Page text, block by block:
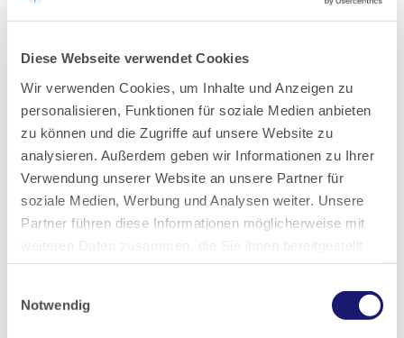
Diese Webseite verwendet Cookies
Wir verwenden Cookies, um Inhalte und Anzeigen zu
personalisieren, Funktionen für soziale Medien anbieten
zu können und die Zugriffe auf unsere Website zu
analysieren. Außerdem geben wir Informationen zu Ihrer
Verwendung unserer Website an unsere Partner für
soziale Medien, Werbung und Analysen weiter. Unsere
Partner führen diese Informationen möglicherweise mit
haben oder die sie im Rahmen Ihrer Nutzung der Dienste
Notwendig
Gesundheitsgefährdungen und Krankheitsrisiken
berücksichtigt worden, so der
Ärztekammerpräsident.
Wie in dem Gesetz zur Beschleunigung der
Digitalisierung des Gesundheitswesens festgelegt,
soll die elektronische Patientenakte (ePA) ab Anfang
widerspreche, sei „automatisch“ drin in der ePA,